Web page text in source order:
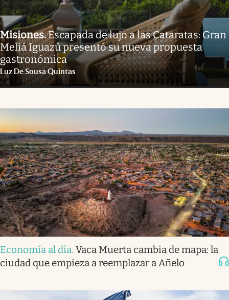
Misiones.Escapada de lujo a las Cataratas: Gran
Meliá Iguazú presentó su nueva propuesta
gastronómica
Luz De Sousa Quintas
Economía al día. Vaca Muerta cambia de mapa: la
ciudad que empieza a reemplazar a Añelo